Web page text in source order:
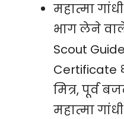
महात्मा
भाग लेने
Scout
Certificate
मित्र, पूर्व
महात्मा